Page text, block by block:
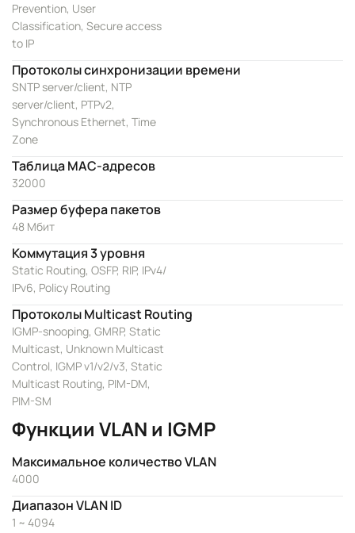
Prevention, User
Classification, Secure access
to IP
Протоколы синхронизации времени
SNTP server/client, NTP
server/client, PTPv2,
Synchronous Ethernet, Time
Zone
Таблица MAC-адресов
32000
Размер буфера пакетов
48 Мбит
Коммутация 3 уровня
Static Routing, OSFP, RIP, IPv4/
IPv6, Policy Routing
Протоколы Multicast Routing
IGMP-snooping, GMRP, Static
Multicast, Unknown Multicast
Control, IGMP v1/v2/v3, Static
Multicast Routing, PIM-DM,
PIM-SM
Функции VLAN и IGMP
Максимальное количество VLAN
4000
Диапазон VLAN ID
1 ~ 4094